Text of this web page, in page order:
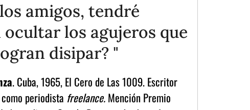
amigos, tendré
ocultar los agujeros que
disipar? "
. Cuba, 1965, El Cero de Las 1009. Escritor
periodista freelance.Mención Premio